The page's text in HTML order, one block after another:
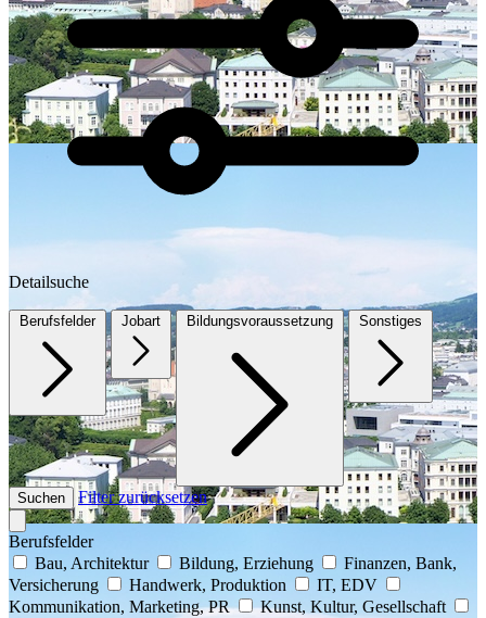
Detailsuche
Berufsfelder Jobart Bildungsvoraussetzung Sonstiges
Suchen Filter zurücksetzen
Berufsfelder
Bau, Architektur
Bildung, Erziehung
Finanzen, Bank,
Versicherung
Handwerk, Produktion
IT, EDV
Kommunikation, Marketing, PR
Kunst, Kultur, Gesellschaft